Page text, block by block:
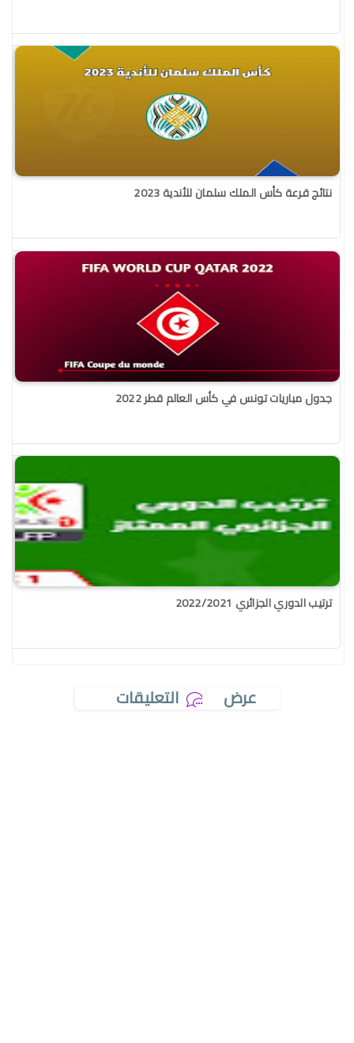
نتائج قرعة كأس الملك سلمان للأندية 2023
جدول مباريات تونس في كأس العالم قطر 2022
ترتيب الدوري الجزائري 2022/2021
عرض التعليقات